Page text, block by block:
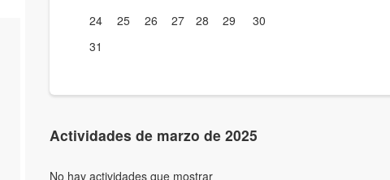
24
25 26 27 28 29
30
31
Actividades de marzo de 2025
No hay actividades que mostrar